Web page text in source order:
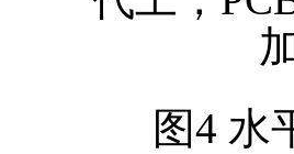
图4 水